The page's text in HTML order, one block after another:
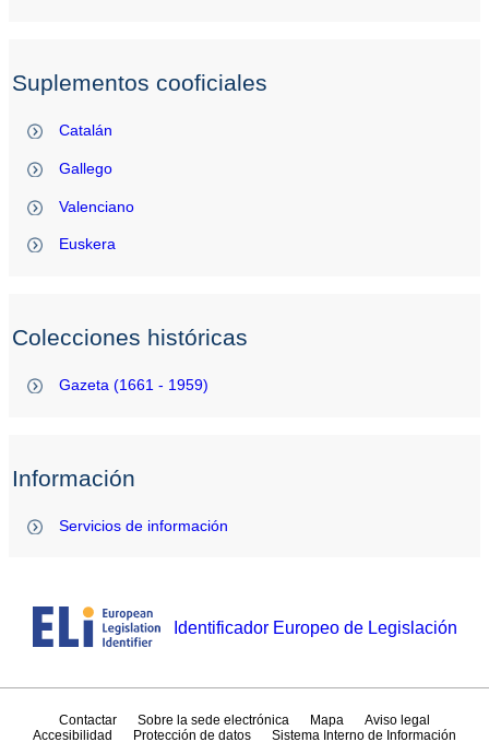
Suplementos cooficiales
Catalán
Gallego
Valenciano
Euskera
Colecciones históricas
Gazeta (1661 - 1959)
Información
Servicios de información
Identificador Europeo de Legislación
Contactar Sobre la sede electrónica Mapa
Aviso legal
Accesibilidad
Protección de datos Sistema Interno de Información